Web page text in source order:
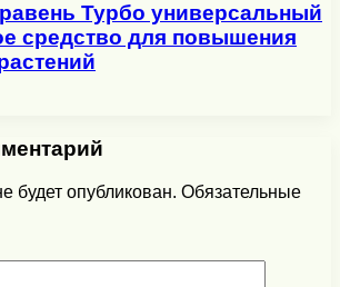
Турбо универсальный
средство для повышения
будет опубликован. Обязательные